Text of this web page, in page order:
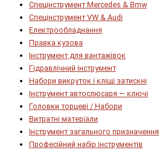
Спецінструмент Mercedes & Bmw
Спецінструмент VW & Audi
Електрообладнання
Правка кузова
Інструмент для вантажівок
Гідравлічний інструмент
Набори викруток і кліщі затискні
Інструмент автослюсаря — ключі
Головки торцеві / Набори
Витратні матеріали
Інструмент загального призначення
Професійний набір інструментів